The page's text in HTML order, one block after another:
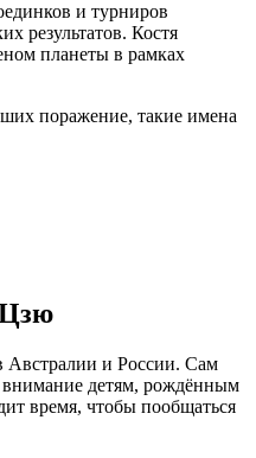
и турниров
результатов. Костя
планеты в рамках
поражение, такие имена
Австралии и России. Сам
внимание детям, рождённым
время, чтобы пообщаться